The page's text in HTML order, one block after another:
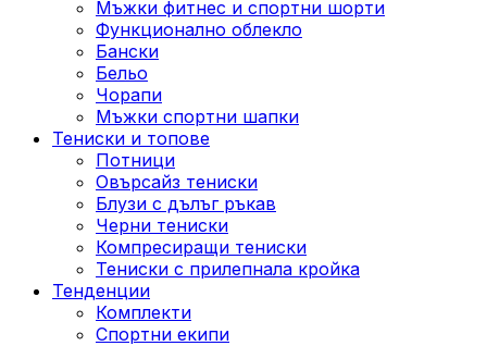
Mъжки фитнес и спортни шорти
Функционално облекло
Бански
Бельо
Чорапи
Mъжки спортни шапки
Тениски и топове
Потници
Овърсайз тениски
Блузи с дълъг ръкав
Черни тениски
Компресиращи тениски
Тениски с прилепнала кройка
Тенденции
Комплекти
Спортни екипи